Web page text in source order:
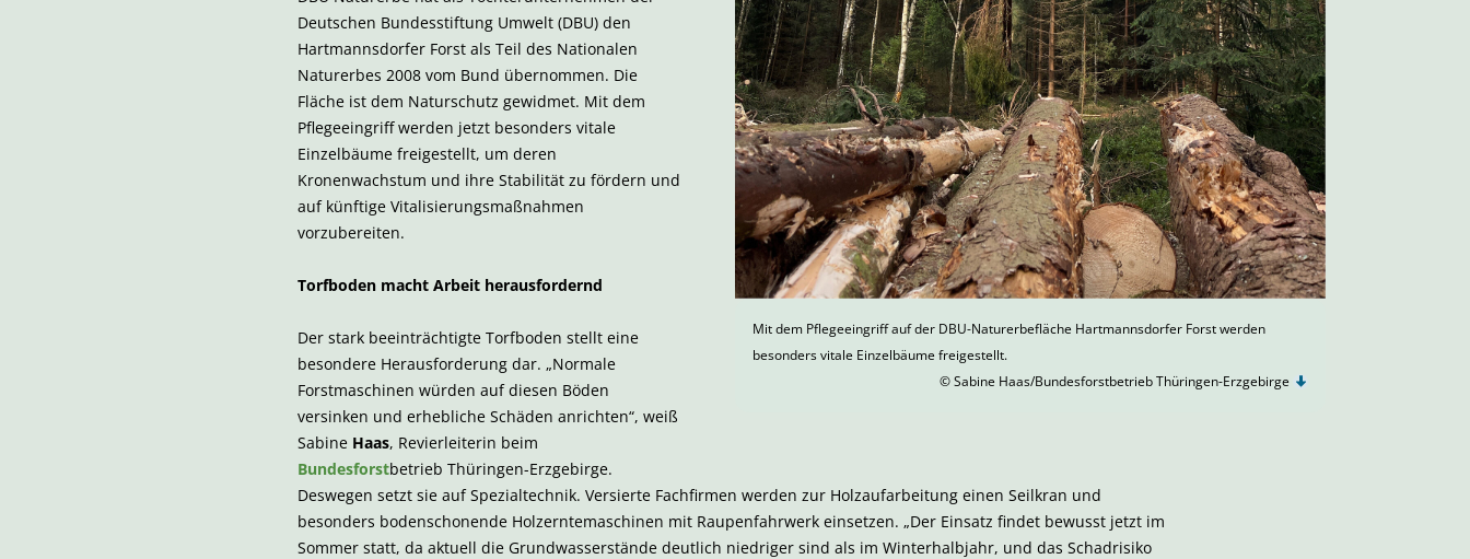
Mit dem Pflegeeingriff auf der DBU-Naturerbefläche Hartmannsdorfer Forst werden
besonders vitale Einzelbäume freigestellt.
© Sabine Haas/Bundesforstbetrieb Thüringen-Erzgebirge
Deutschen Bundesstiftung Umwelt (DBU) den
Hartmannsdorfer Forst als Teil des Nationalen
Naturerbes 2008 vom Bund übernommen. Die
Fläche ist dem Naturschutz gewidmet. Mit dem
Pflegeeingriff werden jetzt besonders vitale
Einzelbäume freigestellt, um deren
Kronenwachstum und ihre Stabilität zu fördern und
auf künftige Vitalisierungsmaßnahmen
vorzubereiten.
Torfboden macht Arbeit herausfordernd
Der stark beeinträchtigte Torfboden stellt eine
besondere Herausforderung dar. „Normale
Forstmaschinen würden auf diesen Böden
versinken und erhebliche Schäden anrichten“, weiß
Sabine Haas, Revierleiterin beim
Bundesforstbetrieb Thüringen-Erzgebirge.
Deswegen setzt sie auf Spezialtechnik. Versierte Fachfirmen werden zur Holzaufarbeitung einen Seilkran und
besonders bodenschonende Holzerntemaschinen mit Raupenfahrwerk einsetzen. „Der Einsatz findet bewusst jetzt im
Sommer statt, da aktuell die Grundwasserstände deutlich niedriger sind als im Winterhalbjahr, und das Schadrisiko